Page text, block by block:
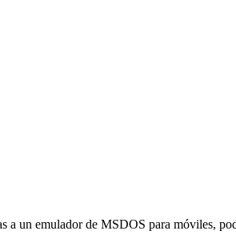
un emulador de MSDOS para móviles,